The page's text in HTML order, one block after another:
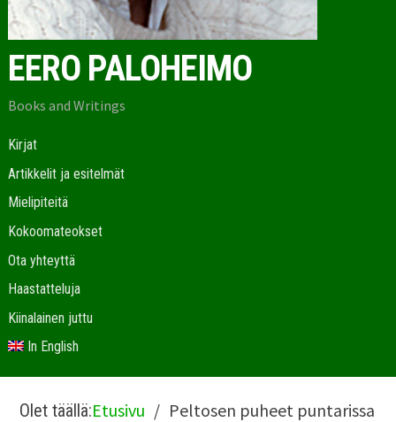
EERO PALOHEIMO
Books and Writings
Kirjat
Artikkelit ja esitelmät
Mielipiteitä
Kokoomateokset
Ota yhteyttä
Haastatteluja
Kiinalainen juttu
In English
Olet täällä:Etusivu Peltosen puheet puntarissa